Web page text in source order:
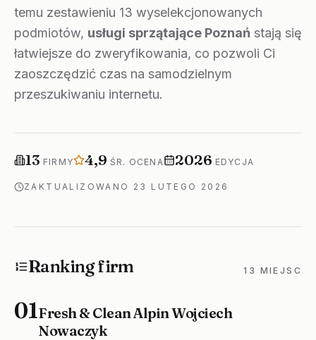
temu zestawieniu 13 wyselekcjonowanych
podmiotów, usługi sprzątające Poznań stają się
łatwiejsze do zweryfikowania, co pozwoli Ci
zaoszczędzić czas na samodzielnym
przeszukiwaniu internetu.
Firm w rankingu
13 FIRMYŚrednia ocena
4,9 ŚR. OCENARok edycji
2026 EDYCJA
ZAKTUALIZOWANO 23 LUTEGO 2026
Ranking firm 13 MIEJSC
01Fresh & Clean Alpin Wojciech
Nowaczyk